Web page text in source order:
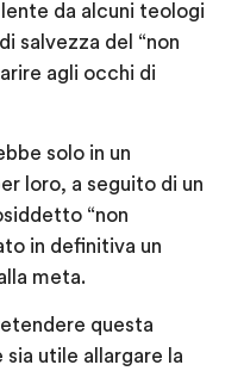
da alcuni teologi
salvezza del “non
agli occhi di
solo in un
loro, a seguito di un
“non
in definitiva un
meta.
questa
utile allargare la